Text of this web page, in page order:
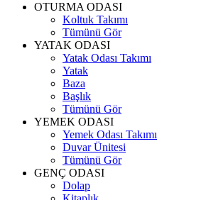
OTURMA ODASI
Koltuk Takımı
Tümünü Gör
YATAK ODASI
Yatak Odası Takımı
Yatak
Baza
Başlık
Tümünü Gör
YEMEK ODASI
Yemek Odası Takımı
Duvar Ünitesi
Tümünü Gör
GENÇ ODASI
Dolap